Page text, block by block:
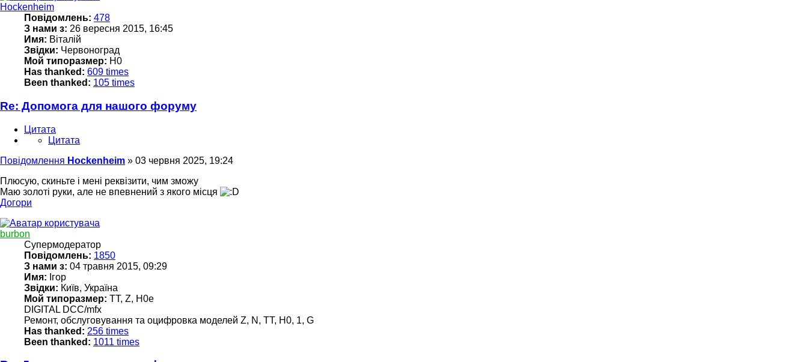
Hockenheim
Повідомлень: 478
З нами з: 26 вересня 2015, 16:45
Имя: Віталій
Звідки: Червоноград
Мой типоразмер: H0
Has thanked: 609 times
Been thanked: 105 times
Re: Допомога для нашого форуму
Цитата
Цитата
Повідомлення Hockenheim » 03 червня 2025, 19:24
Плюсую, скиньте і мені реквізити, чим зможу
Маю золоті руки, але не впевнений з якого місця
Догори
burbon
Супермодератор
Повідомлень: 1850
З нами з: 04 травня 2015, 09:29
Имя: Ігор
Звідки: Київ, Україна
Мой типоразмер: TT, Z, H0e
DIGITAL DCC/mfx
Ремонт, обслуговування та оцифровка моделей Z, N, TT, H0, 1, G
Has thanked: 256 times
Been thanked: 1011 times